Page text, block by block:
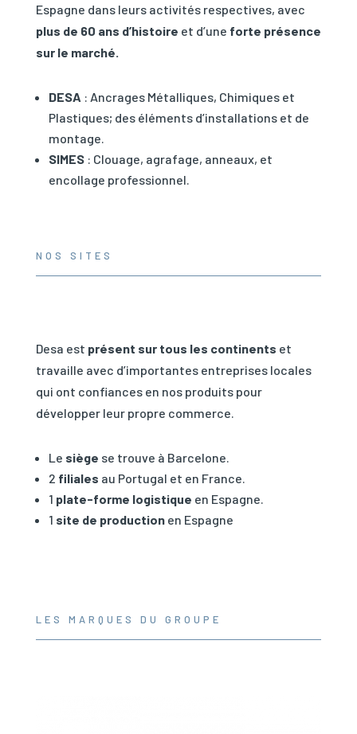
Espagne dans leurs activités respectives, avec
plus de 60 ans d’histoire et d’une forte présence
sur le marché.
DESA : Ancrages Métalliques, Chimiques et
Plastiques; des éléments d’installations et de
montage.
SIMES: Clouage, agrafage, anneaux, et
encollage professionnel.
NOS SITES
Desa est présent sur tous les continents et
travaille avec d’importantes entreprises locales
qui ont confiances en nos produits pour
développer leur propre commerce.
Le siège se trouve à Barcelone.
2 filiales au Portugal et en France.
1 plate-forme logistique en Espagne.
1 site de productionen Espagne
LES MARQUES DU GROUPE